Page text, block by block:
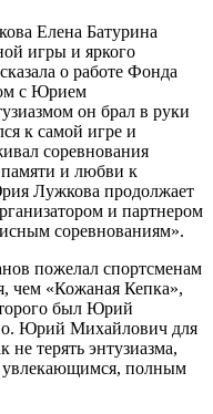
Елена Батурина
игры и яркого
о работе Фонда
с Юрием
он брал в руки
к самой игре и
соревнования
памяти и любви к
Лужкова продолжает
и партнером
соревнованиям».
пожелал спортсменам
чем «Кожаная Кепка»,
был Юрий
Юрий Михайлович для
не терять энтузиазма,
увлекающимся, полным